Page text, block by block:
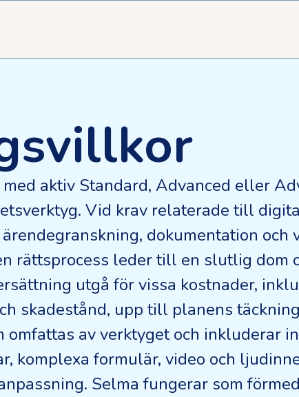
aktiv Standard, Advanced eller
Vid krav relaterade till
dokumentation och
rättsprocess leder till en slutlig dom
utgå för vissa kostnader,
skadestånd, upp till planens
av verktyget och inkluderar
komplexa formulär, video och
Selma fungerar som